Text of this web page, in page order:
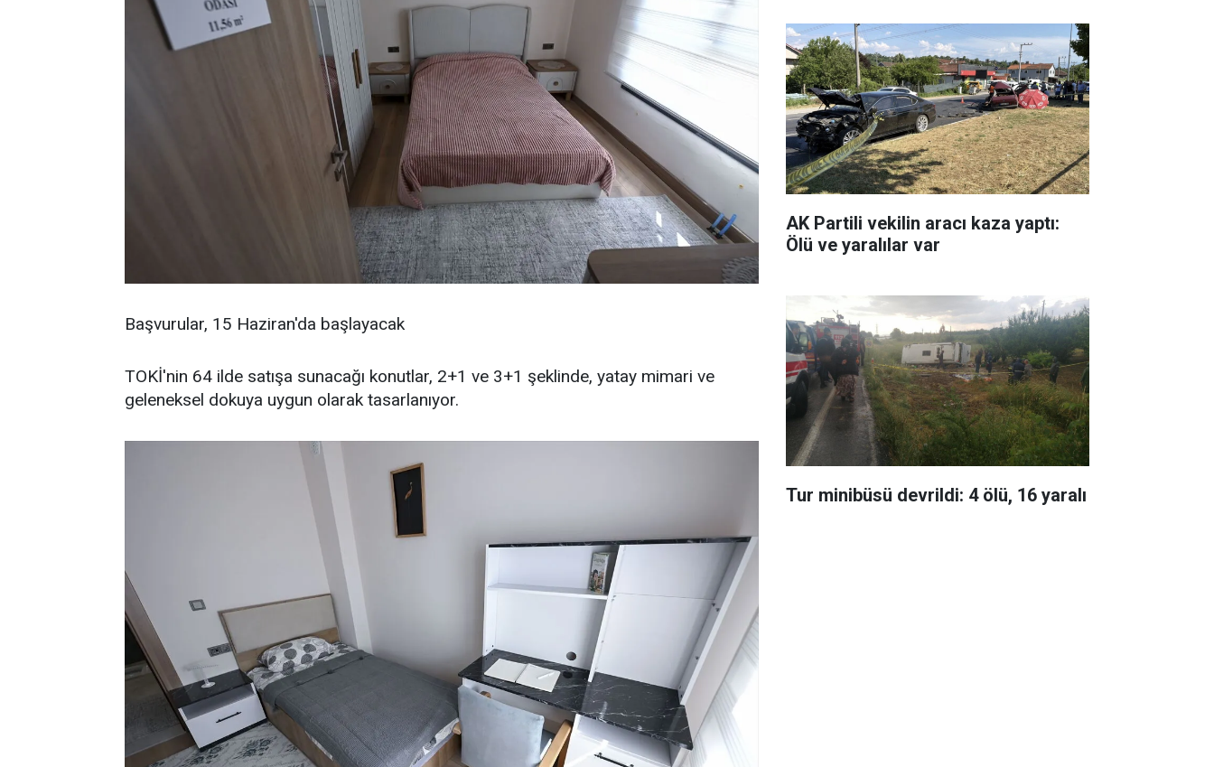
Başvurular, 15 Haziran'da başlayacak
TOKİ'nin 64 ilde satışa sunacağı konutlar, 2+1 ve 3+1 şeklinde, yatay mimari ve
geleneksel dokuya uygun olarak tasarlanıyor.
AK Partili vekilin aracı kaza yaptı:
Ölü ve yaralılar var
Tur minibüsü devrildi: 4 ölü, 16 yaralı